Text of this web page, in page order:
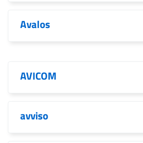
Avalos
AVICOM
avviso